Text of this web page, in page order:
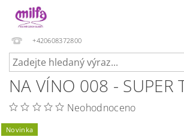
+420608372800
NA VÍNO 008 - SUPER
Neohodnoceno
Novinka